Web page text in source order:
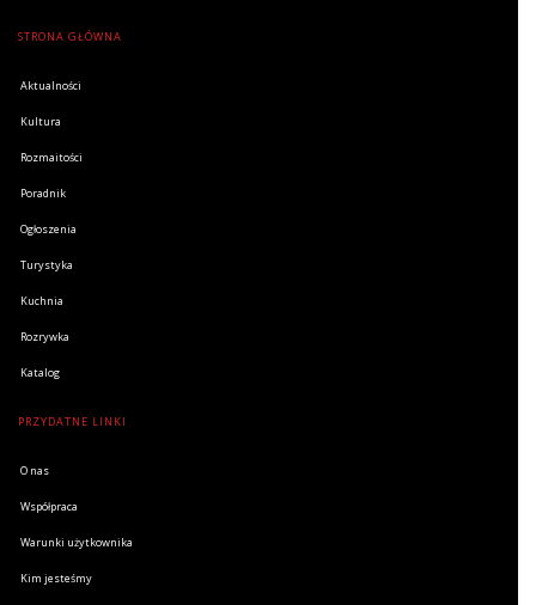
STRONA GŁÓWNA
Aktualności
Kultura
Rozmaitości
Poradnik
Ogłoszenia
Turystyka
Kuchnia
Rozrywka
Katalog
PRZYDATNE LINKI
O nas
Współpraca
Warunki użytkownika
Kim jesteśmy